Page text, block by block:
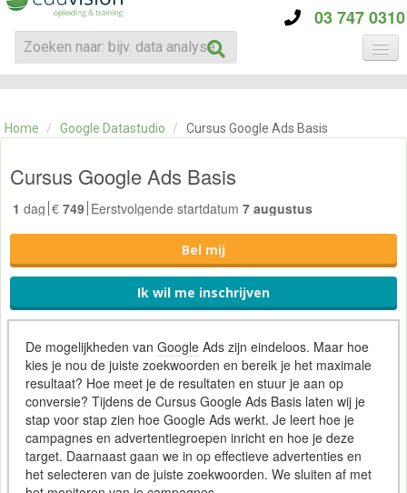
03 747 0310
CATEGORIE
OVER ONS
SKILLS ALCHEMIST
Home / Google Datastudio / Cursus Google Ads Basis
Cursus Google Ads Basis
1 dag € 749 Eerstvolgende startdatum 7 augustus
Bel mij
Ik wil me inschrijven
De mogelijkheden van GoogleAds zijn eindeloos. Maar hoe
kies je nou de juiste zoekwoorden en bereik je het maximale
resultaat? Hoe meet je de resultaten en stuur je aan op
conversie? Tijdens de Cursus Google Ads Basis laten wij je
stap voor stap zien hoe Google Ads werkt. Je leert hoe je
campagnes en advertentiegroepen inricht en hoe je deze
target. Daarnaast gaan we in op effectieve advertenties en
het selecteren van de juiste zoekwoorden. We sluiten af met